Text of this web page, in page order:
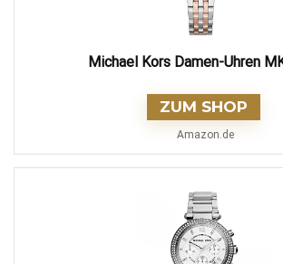
Michael Kors Damen-Uhren
ZUM SHOP
Amazon.de